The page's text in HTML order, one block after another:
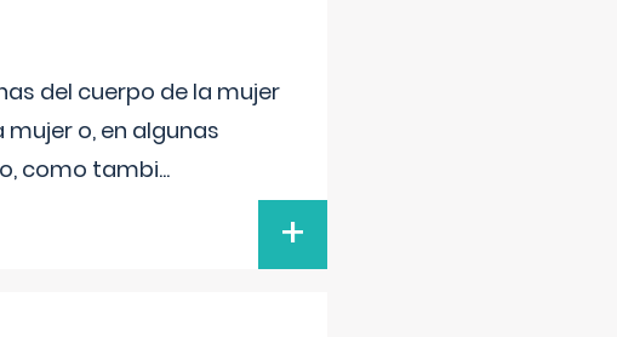
del cuerpo de la mujer
o, en algunas
como tambi...
+